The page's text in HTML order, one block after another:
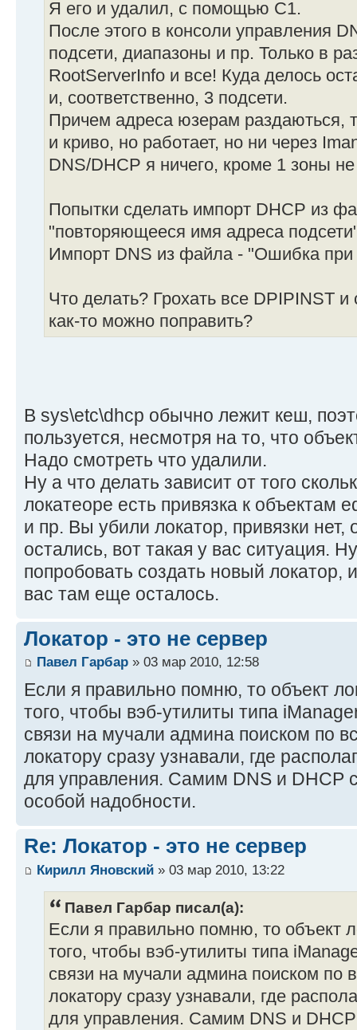
Я его и удалил, с помощью С1.
После этого в консоли управления
подсети, диапазоны и пр. Только в
RootServerInfo и все! Куда делось
и, соответственно, 3 подсети.
Причем адреса юзерам раздаються,
и криво, но работает, но ни через
DNS/DHCP я ничего, кроме 1 зоны
Попытки сделать импорт DHCP из
"повторяющееся имя адреса
Импорт DNS из файла - "Ошибка при
Что делать? Грохать все DPIPINST
как-то можно поправить?
В sys\etc\dhcp обычно лежит кеш,
пользуется, несмотря на то, что
Надо смотреть что удалили.
Ну а что делать зависит от того
локатеоре есть привязка к объектам
и пр. Вы убили локатор, привязки нет,
остались, вот такая у вас ситуация.
попробовать создать новый локатор,
вас там еще осталось.
Локатор - это не сервер
Павел Гарбар » 03 мар 2010, 12:58
Если я правильно помню, то объект
того, чтобы вэб-утилиты типа
связи на мучали админа поиском по
локатору сразу узнавали, где
для управления. Самим DNS и DHCP
особой надобности.
Re: Локатор - это не сервер
Кирилл Яновский » 03 мар 2010, 13:22
Павел Гарбар писал(а):
Если я правильно помню, то объект
того, чтобы вэб-утилиты типа
связи на мучали админа поиском по
локатору сразу узнавали, где
для управления. Самим DNS и